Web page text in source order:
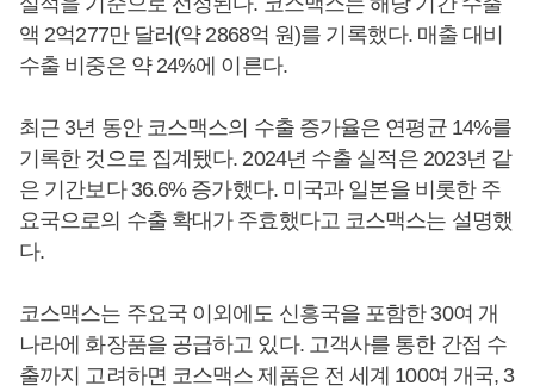
액 2억277만 달러(약 2868억 원)를 기록했다. 매출 대비
수출 비중은 약 24%에 이른다.
최근 3년 동안 코스맥스의 수출 증가율은 연평균 14%를
기록한 것으로 집계됐다. 2024년 수출 실적은 2023년 같
은 기간보다 36.6% 증가했다. 미국과 일본을 비롯한 주
요국으로의 수출 확대가 주효했다고 코스맥스는 설명했
다.
코스맥스는 주요국 이외에도 신흥국을 포함한 30여 개
나라에 화장품을 공급하고 있다. 고객사를 통한 간접 수
출까지 고려하면 코스맥스 제품은 전 세계 100여 개국, 3